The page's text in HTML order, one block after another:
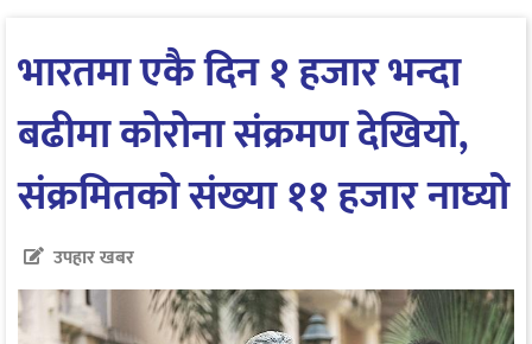
भारतमा एकै दिन १ हजार भन्दा
बढीमा कोरोना संक्रमण देखियो,
संक्रमितको संख्या ११ हजार नाघ्यो
उपहार खबर